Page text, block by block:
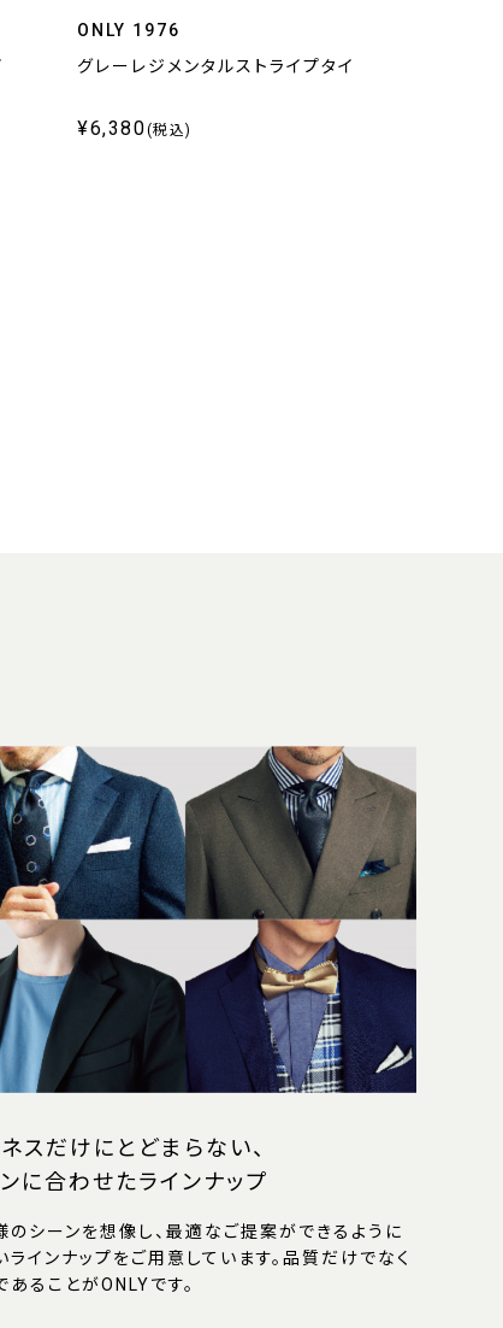
ONLY 1976
グレーレジメンタルストライプタイ
¥6,380(税込)
スだけにとどまらない、
に合わせたラインナップ
のシーンを想像し、最適なご提案ができるように
ラインナップをご用意しています。品質だけでなく
あることがONLYです。